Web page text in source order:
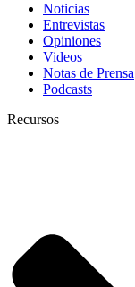
Noticias
Entrevistas
Opiniones
Videos
Notas de Prensa
Podcasts
Recursos